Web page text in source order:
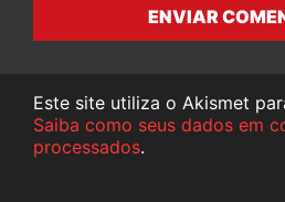
ENVIAR
Este site utiliza o Akismet
Saiba como seus dados em
processados.